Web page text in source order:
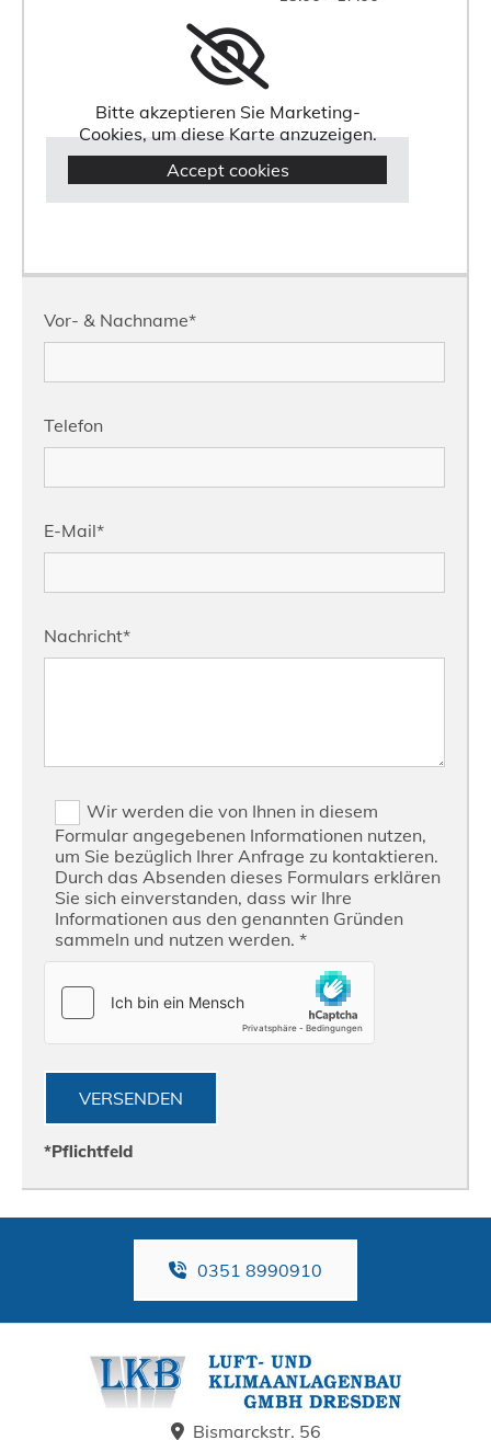
Bitte akzeptieren Sie Marketing-
Cookies, um diese Karte anzuzeigen.
Accept cookies
Vor- & Nachname*
Telefon
E-Mail*
Nachricht*
Wir werden die von Ihnen in diesem
Formular angegebenen Informationen nutzen,
um Sie bezüglich Ihrer Anfrage zu kontaktieren.
Durch das Absenden dieses Formulars erklären
Sie sich einverstanden, dass wir Ihre
Informationen aus den genannten Gründen
sammeln und nutzen werden. *
*Pflichtfeld
0351 8990910
Bismarckstr. 56